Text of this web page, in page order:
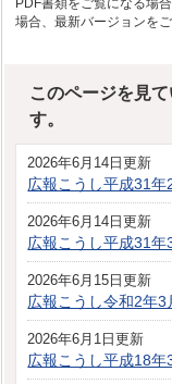
PDF書類をご覧になる場
場合、最新バージョンを
このページを見
す。
2026年6月14日更新
広報こうし平成31年
2026年6月14日更新
広報こうし平成31年
2026年6月15日更新
広報こうし令和2年3
2026年6月1日更新
広報こうし平成18年